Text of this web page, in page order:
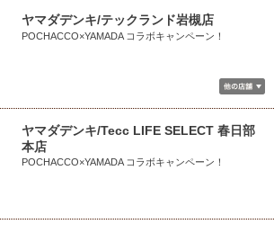
ヤマダデンキ/テックランド岩槻店
POCHACCO×YAMADA コラボキャンペーン！
ヤマダデンキ/Tecc LIFE SELECT 春日部
本店
POCHACCO×YAMADA コラボキャンペーン！